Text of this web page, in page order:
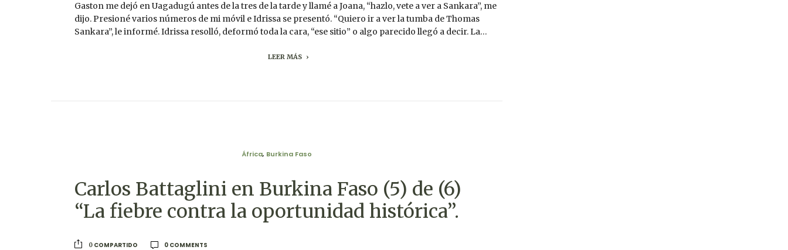
Gaston me dejó en Uagadugú antes de la tres de la tarde y llamé a Joana, “hazlo, vete a ver a Sankara”, me
dijo. Presioné varios números de mi móvil e Idrissa se presentó. “Quiero ir a ver la tumba de Thomas
Sankara”, le informé. Idrissa resolló, deformó toda la cara, “ese sitio” o algo parecido llegó a decir. La…
LEER MÁS
África, Burkina Faso
Carlos Battaglini en Burkina Faso (5) de (6)
“La fiebre contra la oportunidad histórica”.
0 COMPARTIDO 0 COMMENTS